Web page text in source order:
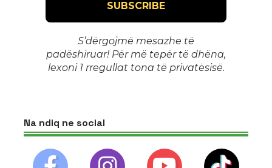
S’dërgojmë mesazhe të
padëshiruar! Për më tepër të dhëna,
lexoni 1 rregullat tona të privatësisë.
Na ndiq ne social